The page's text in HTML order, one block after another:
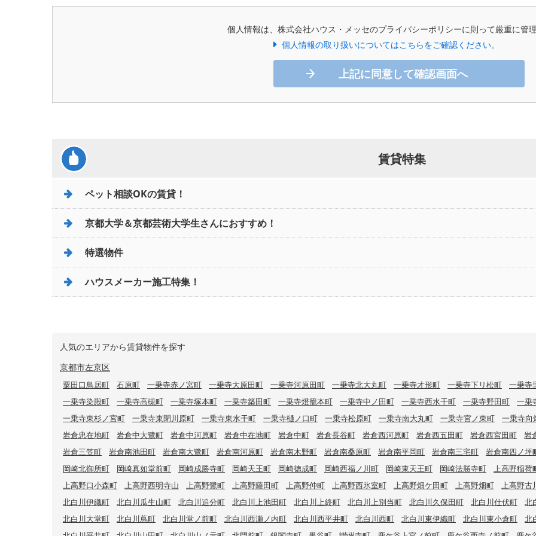
個人情報は、株式会社ハウス・メッセのプライバシーポリシーに則って厳重に管理
個人情報の取り扱いについてはこちらをご確認ください。
上記に同意して確認画面へ
賃貸特集
ペット相談OKの賃貸！
京都大学＆京都芸術大学生さんにおすすめ！
特選物件
ハウスメーカー施工特集！
人気のエリアから賃貸物件を探す
京都市左京区
粟田口鳥居町 石原町 一乗寺赤ノ宮町 一乗寺大原田町 一乗寺河原田町 一乗寺北大丸町 一乗寺才形町 一乗寺下リ松町 一乗寺
一乗寺染殿町
一乗寺高槻町 一乗寺塚本町 一乗寺築田町 一乗寺燈籠本町 一乗寺中ノ田町 一乗寺西水干町 一乗寺野田町 一乗
一乗寺東杉ノ宮町
一乗寺東閉川原町 一乗寺東水干町 一乗寺樋ノ口町 一乗寺松原町 一乗寺南大丸町 一乗寺宮ノ東町 一乗寺向
岩倉忠在地町
岩倉中大鷺町 岩倉中河原町 岩倉中在地町 岩倉中町 岩倉長谷町 岩倉西河原町 岩倉西五田町 岩倉西宮田町 岩
岩倉三笠町
岩倉南池田町 岩倉南大鷺町 岩倉南河原町 岩倉南木野町 岩倉南桑原町 岩倉南平岡町 岩倉南三宅町 岩倉南四ノ坪
岡崎北御所町
岡崎真如堂前町 岡崎成勝寺町 岡崎天王町 岡崎徳成町 岡崎西福ノ川町 岡崎東天王町 岡崎法勝寺町 上高野稲荷
上高野口小森町
上高野西明寺山 上高野鷺町 上高野薩田町 上高野仲町 上高野西氷室町 上高野畑ケ田町 上高野畑町 上高野古
北白川伊織町
北白川瓜生山町 北白川追分町 北白川上池田町 北白川上終町 北白川上別当町 北白川久保田町 北白川仕伏町 北
北白川大堂町
北白川蔦町 北白川堂ノ前町 北白川西瀬ノ内町 北白川西平井町 北白川西町 北白川東伊織町 北白川東小倉町 北